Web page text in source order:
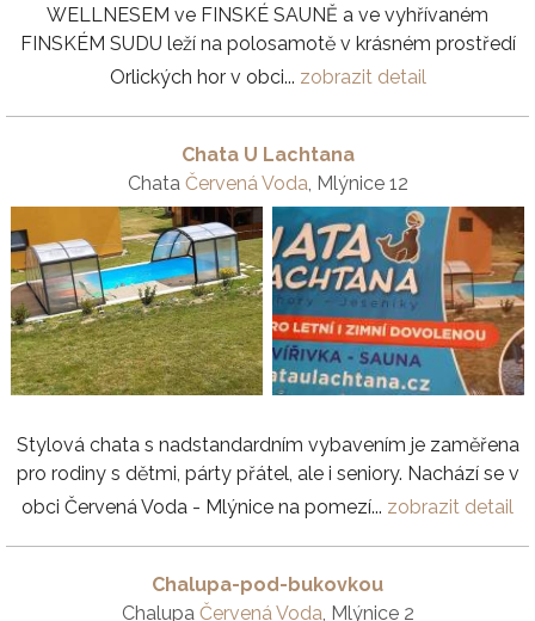
WELLNESEM ve FINSKÉ SAUNĚ a ve vyhřívaném
FINSKÉM SUDU leží na polosamotě v krásném prostředí
Orlických hor v obci... zobrazit detail
Chata U Lachtana
Chata Červená Voda, Mlýnice 12
Stylová chata s nadstandardním vybavením je zaměřena
pro rodiny s dětmi, párty přátel, ale i seniory. Nachází se v
obci Červená Voda - Mlýnice na pomezí... zobrazit detail
Chalupa-pod-bukovkou
Chalupa Červená Voda, Mlýnice 2